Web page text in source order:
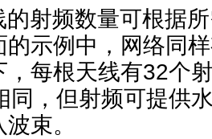
的射频数量可根据
的示例中，网络同
，每根天线有32个
同，但射频可提供
束。